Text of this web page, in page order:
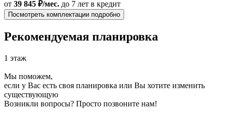
от 39 845 ₽/мес. до 7 лет в кредит
Посмотреть комплектации подробно
Рекомендуемая планировка
1 этаж
Мы поможем,
если у Вас есть своя планировка или Вы хотите изменить
существующую
Возникли вопросы? Просто позвоните нам!